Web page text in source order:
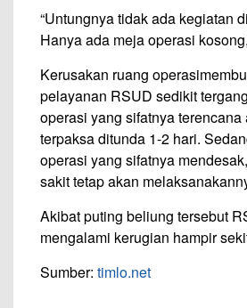
“Untungnya tidak ada kegiatan
Hanya ada meja operasi
Kerusakan ruang
pelayanan RSUD sedikit
operasi yang sifatnya terencana
terpaksa ditunda 1-2 hari.
operasi yang sifatnya
sakit tetap akan
Akibat puting beliung tersebut
mengalami kerugian hampir
Sumber: timlo.net